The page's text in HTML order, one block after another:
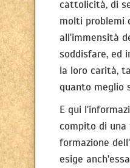
cattolicità, di
molti problemi
all'immensità
soddisfare, ed
la loro carità,
quanto meglio
E qui
compito di una
formazione
esige